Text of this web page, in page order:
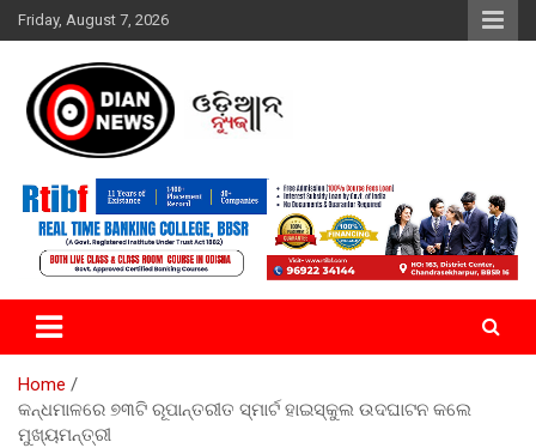
Skip
to
Friday, August 7, 2026
ଓଡିଆନ୍ ନ୍ୟୁଜ
Home
କନ୍ଧମାଳରେ ୭୩ଟି ରୂପାନ୍ତରୀତ ସ୍ମାର୍ଟ ହାଇସ୍କୁଲ ଉଦଘାଟନ କଲେ
ମୁଖ୍ୟମନ୍ତ୍ରୀ